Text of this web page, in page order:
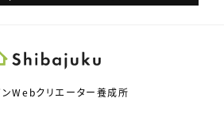
ンWebクリエーター養成所